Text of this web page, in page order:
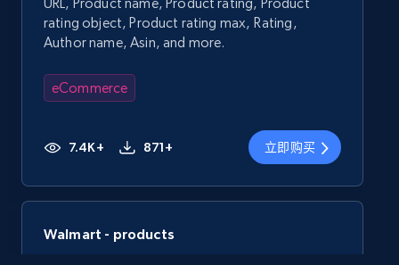
rating object, Product rating max, Rating,
Author name, Asin, and more.
eCommerce
7.4K+ 871+ 立即购买
Walmart - products